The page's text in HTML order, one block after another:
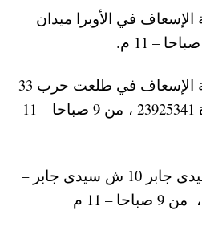
الإسعاف في الأوبرا ميدان
– ارقام تليفونات صيدلية الإسعاف في طلعت حرب 33
ش طلعت حرب القاهرة 23925341 ، من 9 صباحا – 11
– صيلية الإسعاف في سيدى جابر 10 ش سيدى جابر –